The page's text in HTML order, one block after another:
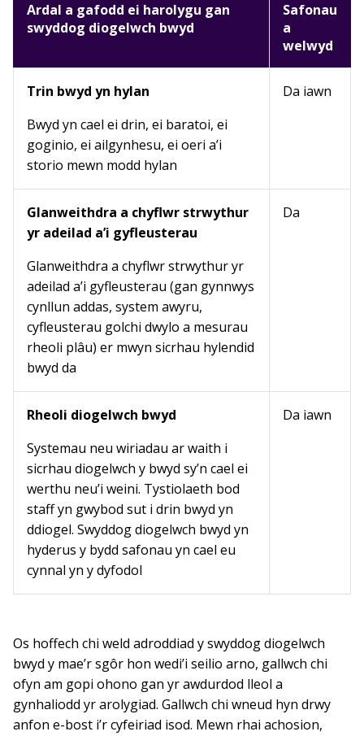
Ardal a gafodd ei harolygu gan
swyddog diogelwch bwyd
Safonau
a
welwyd
Trin bwyd yn hylan
Bwyd yn cael ei drin, ei baratoi, ei
goginio, ei ailgynhesu, ei oeri a’i
storio mewn modd hylan
Da iawn
Glanweithdra a chyflwr strwythur
yr adeilad a’i gyfleusterau
Glanweithdra a chyflwr strwythur yr
adeilad a’i gyfleusterau (gan gynnwys
cynllun addas, system awyru,
cyfleusterau golchi dwylo a mesurau
rheoli plâu) er mwyn sicrhau hylendid
bwyd da
Da
Rheoli diogelwch bwyd
Systemau neu wiriadau ar waith i
sicrhau diogelwch y bwyd sy’n cael ei
werthu neu’i weini. Tystiolaeth bod
staff yn gwybod sut i drin bwyd yn
ddiogel. Swyddog diogelwch bwyd yn
hyderus y bydd safonau yn cael eu
cynnal yn y dyfodol
Da iawn
Os hoffech chi weld adroddiad y swyddog diogelwch
bwyd y mae’r sgôr hon wedi’i seilio arno, gallwch chi
ofyn am gopi ohono gan yr awdurdod lleol a
gynhaliodd yr arolygiad. Gallwch chi wneud hyn drwy
anfon e-bost i’r cyfeiriad isod. Mewn rhai achosion,